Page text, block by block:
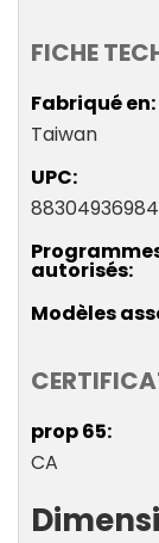
FICHE
Fabriqué en
Taiwan
UPC
autorisés
Modèles
prop 65
CA